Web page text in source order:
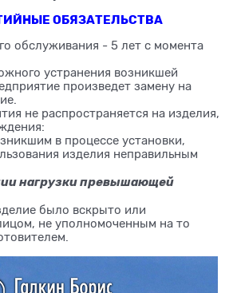
ОБЯЗАТЕЛЬСТВА
обслуживания - 5 лет с момента
устранения возникшей
произведет замену на
не распространяется на изделия,
в процессе установки,
изделия неправильным
нагрузки превышающей
было вскрыто или
не уполномоченным на то